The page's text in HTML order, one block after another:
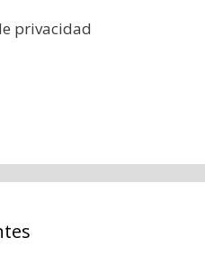
privacidad